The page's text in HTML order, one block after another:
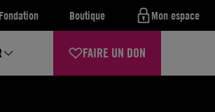
Fondation Boutique Mon espace
FAIRE UN DON